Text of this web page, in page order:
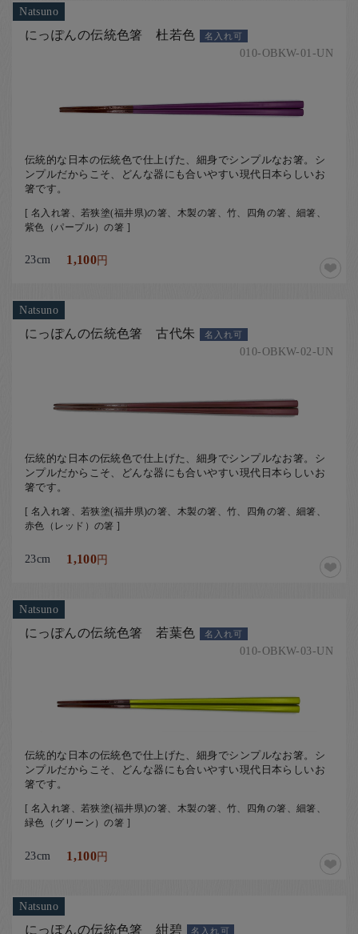
Natsuno
にっぽんの伝統色箸 杜若色 名入れ可
010-OBKW-01-UN
伝統的な日本の伝統色で仕上げた、細身でシンプルなお箸。シ
ンプルだからこそ、どんな器にも合いやすい現代日本らしいお
箸です。
[ 名入れ箸、若狭塗(福井県)の箸、木製の箸、竹、四角の箸、細箸、
紫色（パープル）の箸 ]
23cm 1,100円
Natsuno
にっぽんの伝統色箸 古代朱 名入れ可
010-OBKW-02-UN
伝統的な日本の伝統色で仕上げた、細身でシンプルなお箸。シ
ンプルだからこそ、どんな器にも合いやすい現代日本らしいお
箸です。
[ 名入れ箸、若狭塗(福井県)の箸、木製の箸、竹、四角の箸、細箸、
赤色（レッド）の箸 ]
23cm 1,100円
Natsuno
にっぽんの伝統色箸 若葉色 名入れ可
010-OBKW-03-UN
伝統的な日本の伝統色で仕上げた、細身でシンプルなお箸。シ
ンプルだからこそ、どんな器にも合いやすい現代日本らしいお
箸です。
[ 名入れ箸、若狭塗(福井県)の箸、木製の箸、竹、四角の箸、細箸、
緑色（グリーン）の箸 ]
23cm 1,100円
Natsuno
にっぽんの伝統色箸 紺碧 名入れ可